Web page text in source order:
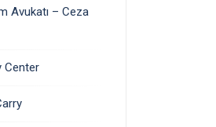
Avukatı – Ceza
Center